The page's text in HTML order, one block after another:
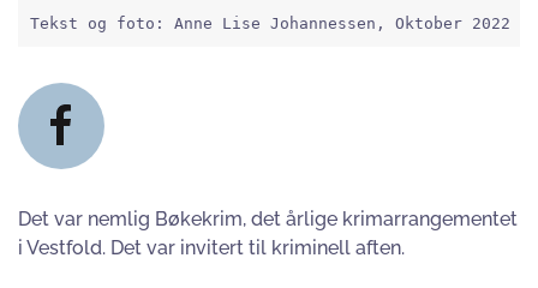
Tekst og foto: Anne Lise Johannessen, Oktober 2022
Det var nemlig Bøkekrim, det årlige krimarrangementet
i Vestfold. Det var invitert til kriminell aften.